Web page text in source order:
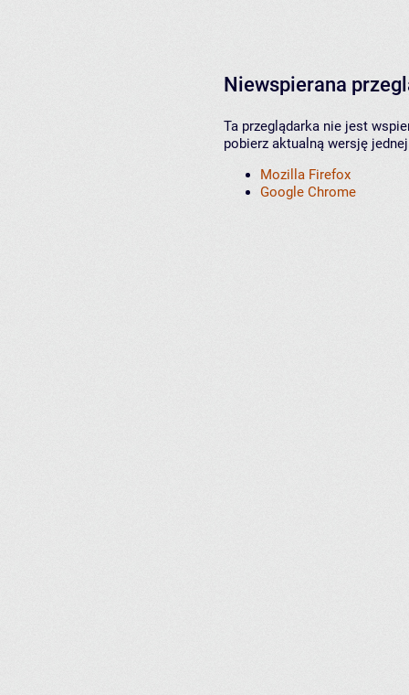
Niewspierana
Ta przeglądarka nie jest
pobierz aktualną wersję
Mozilla Firefox
Google Chrome